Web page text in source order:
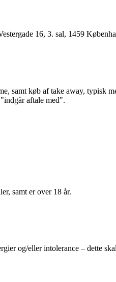
16, 3. sal, 1459
samt køb af take away, typisk
aftale med".
samt er over 18 år.
og/eller intolerance – dette